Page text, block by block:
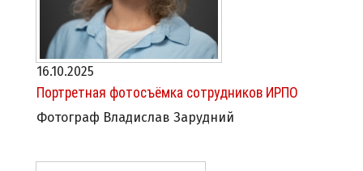
16.10.2025
Портретная фотосъёмка сотрудников ИРПО
Фотограф Владислав Зарудний